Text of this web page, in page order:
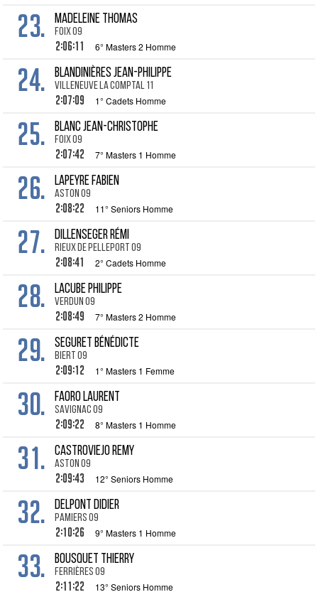
23. MADELEINE Thomas
Foix 09
2:06:11 6° Masters 2 Homme
24. BLANDINIÈRES Jean-Philippe
Villeneuve la Comptal 11
2:07:09 1° Cadets Homme
25. BLANC Jean-Christophe
Foix 09
2:07:42 7° Masters 1 Homme
26. LAPEYRE Fabien
Aston 09
2:08:22 11° Seniors Homme
27. DILLENSEGER Rémi
Rieux de Pelleport 09
2:08:41 2° Cadets Homme
28. LACUBE Philippe
Verdun 09
2:08:49 7° Masters 2 Homme
29. SEGURET Bénédicte
Biert 09
2:09:12 1° Masters 1 Femme
30. FAORO Laurent
Savignac 09
2:09:22 8° Masters 1 Homme
31. CASTROVIEJO Remy
Aston 09
2:09:43 12° Seniors Homme
32. DELPONT Didier
Pamiers 09
2:10:26 9° Masters 1 Homme
33. BOUSQUET Thierry
Ferrières 09
2:11:22 13° Seniors Homme